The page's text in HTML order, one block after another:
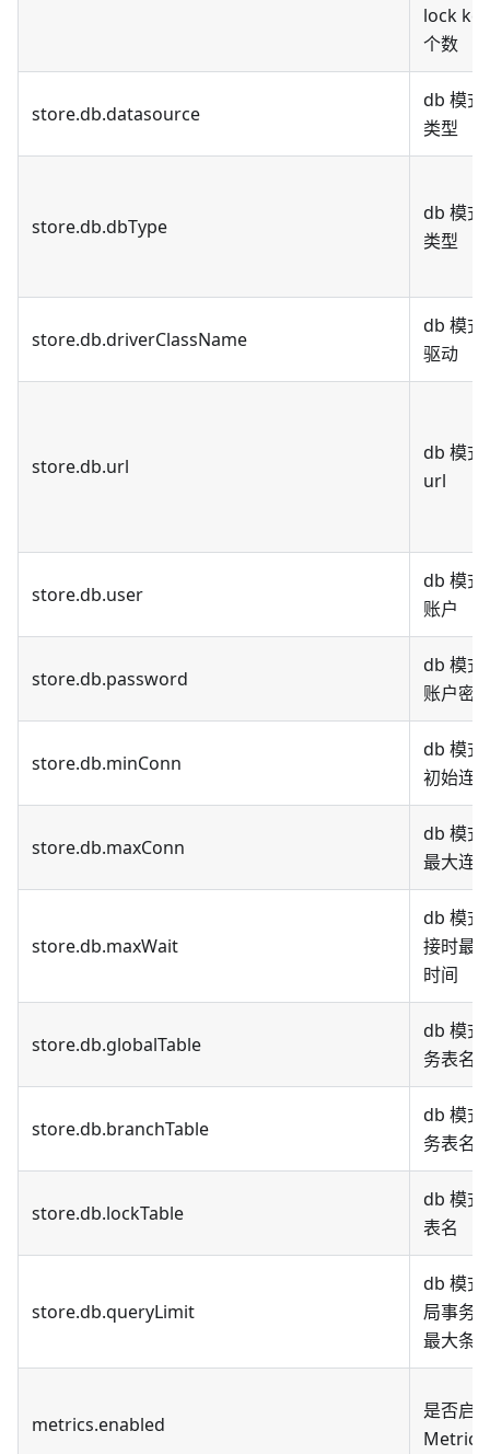
lock
个数
store.db.datasource
db 模式
类型
store.db.dbType
db 模式
类型
store.db.driverClassName
db 模式
驱动
store.db.url
db 模式
url
store.db.user
db 模式
账户
store.db.password
db 模式
账户密
store.db.minConn
db 模式
初始连
store.db.maxConn
db 模式
最大连
store.db.maxWait
db 模式
接时最
时间
store.db.globalTable
db 模式
务表名
store.db.branchTable
db 模式
务表名
store.db.lockTable
db 模式
表名
store.db.queryLimit
db 模式
局事务
最大条
metrics.enabled
是否启
Metrics